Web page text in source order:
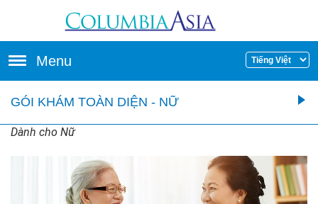
Menu
GÓI KHÁM TOÀN DIỆN - NỮ
Dành cho Nữ